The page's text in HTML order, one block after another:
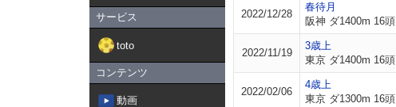
サービス
toto
コンテンツ
動画
2022/12/28
春待月
阪神 ダ1400m 16頭
2022/11/19
3歳上
東京 ダ1400m 16頭
2022/02/06
4歳上
東京 ダ1300m 16頭